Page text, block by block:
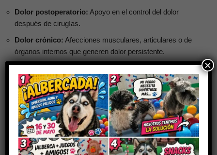
Dolor postoperatorio: Apoyo en el control del dolor
después de cirugías.
Dolor crónico: Afecciones musculares, articulares o de
órganos internos que generen dolor persistente.
Dolor oncológico:Pacientes con cáncer que requieren
analgesia de mayor potencia.
Traumas y fracturas:Golpes, accidentes o fracturas que
causan dolor intenso.
Dolor refractario a otros tratamientos:Puede utilizarse
en combinación con antiinflamatorios no esteroideos
(AINES), siempre bajo supervisión del MVZ.
×